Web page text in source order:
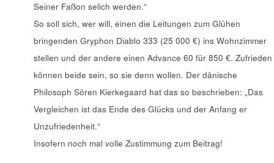
Seiner Faßon selich werden.“
So soll sich, wer will, einen die Leitungen zum Glühen
bringenden Gryphon Diablo 333 (25 000 €) ins Wohnzimmer
stellen und der andere einen Advance 60 für 850 €. Zufrieden
können beide sein, so sie denn wollen. Der dänische
Philosoph Sören Kierkegaard hat das so beschrieben: „Das
Vergleichen ist das Ende des Glücks und der Anfang er
Unzufriedenheit.“
Insofern noch mal volle Zustimmung zum Beitrag!